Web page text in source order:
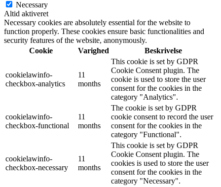
Necessary
Altid aktiveret
Necessary cookies are absolutely essential for the website to
function properly. These cookies ensure basic functionalities and
security features of the website, anonymously.
Cookie
Varighed Beskrivelse
cookielawinfo-
checkbox-analytics
11
months
This cookie is set by GDPR
Cookie Consent plugin. The
cookie is used to store the user
consent for the cookies in the
category "Analytics".
cookielawinfo-
checkbox-functional
11
months
The cookie is set by GDPR
cookie consent to record the user
consent for the cookies in the
category "Functional".
cookielawinfo-
checkbox-necessary
11
months
This cookie is set by GDPR
Cookie Consent plugin. The
cookies is used to store the user
consent for the cookies in the
category "Necessary".